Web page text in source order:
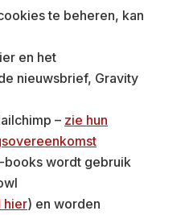
te beheren, kan
en het
nieuwsbrief, Gravity
– zie hun
wordt gebruik
hier) en worden